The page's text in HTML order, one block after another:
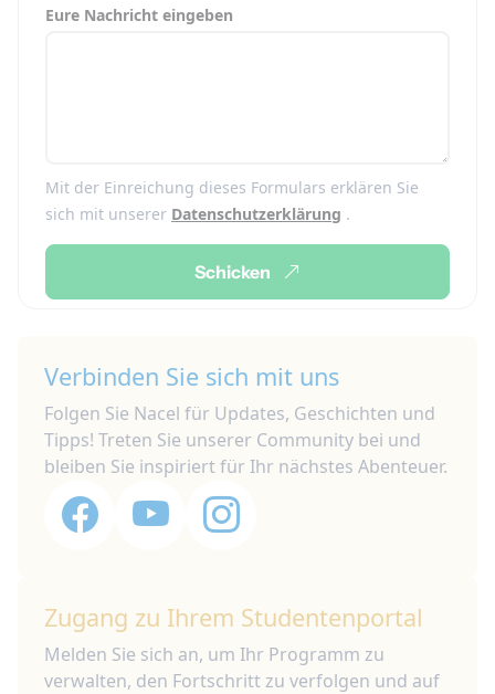
Eure Nachricht eingeben
Mit der Einreichung dieses Formulars erklären Sie
sich mit unserer Datenschutzerklärung .
Schicken
Verbinden Sie sich mit uns
Folgen Sie Nacel für Updates, Geschichten und
Tipps! Treten Sie unserer Community bei und
bleiben Sie inspiriert für Ihr nächstes Abenteuer.
Zugang zu Ihrem Studentenportal
Melden Sie sich an, um Ihr Programm zu
verwalten, den Fortschritt zu verfolgen und auf